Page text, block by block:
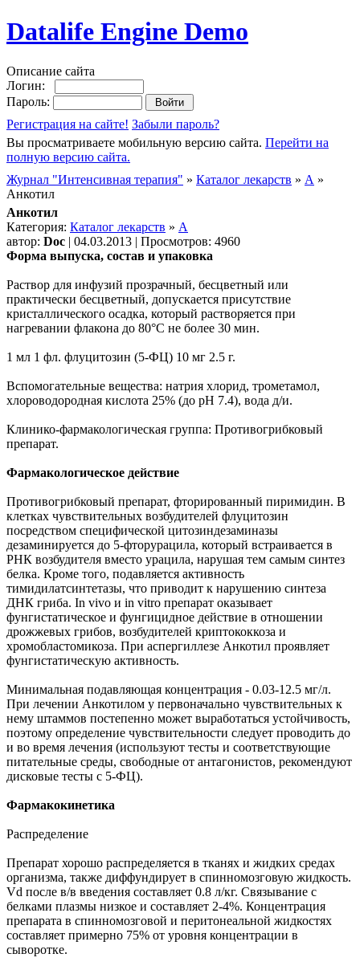
Datalife Engine Demo
Описание сайта
Логин:
Пароль:
Регистрация на сайте! Забыли пароль?
Вы просматриваете мобильную версию сайта. Перейти на
полную версию сайта.
Журнал "Интенсивная терапия" » Каталог лекарств » А »
Анкотил
Анкотил
Категория: Каталог лекарств » А
автор: Doc | 04.03.2013 | Просмотров: 4960
Форма выпуска, состав и упаковка
Раствор для инфузий прозрачный, бесцветный или
практически бесцветный, допускается присутствие
кристаллического осадка, который растворяется при
нагревании флакона до 80°C не более 30 мин.
1 мл 1 фл. флуцитозин (5-ФЦ) 10 мг 2.5 г.
Вспомогательные вещества: натрия хлорид, трометамол,
хлороводородная кислота 25% (до pH 7.4), вода д/и.
Клинико-фармакологическая группа: Противогрибковый
препарат.
Фармакологическое действие
Противогрибковый препарат, фторированный пиримидин. В
клетках чувствительных возбудителей флуцитозин
посредством специфической цитозиндезаминазы
дезаминируется до 5-фторурацила, который встраивается в
РНК возбудителя вместо урацила, нарушая тем самым синтез
белка. Кроме того, подавляется активность
тимидилатсинтетазы, что приводит к нарушению синтеза
ДНК гриба. In vivo и in vitro препарат оказывает
фунгистатическое и фунгицидное действие в отношении
дрожжевых грибов, возбудителей криптококкоза и
хромобластомикоза. При аспергиллезе Анкотил проявляет
фунгистатическую активность.
Минимальная подавляющая концентрация - 0.03-12.5 мг/л.
При лечении Анкотилом у первоначально чувствительных к
нему штаммов постепенно может выработаться устойчивость,
поэтому определение чувствительности следует проводить до
и во время лечения (используют тесты и соответствующие
питательные среды, свободные от антагонистов, рекомендуют
дисковые тесты с 5-ФЦ).
Фармакокинетика
Распределение
Препарат хорошо распределяется в тканях и жидких средах
организма, также диффундирует в спинномозговую жидкость.
Vd после в/в введения составляет 0.8 л/кг. Связывание с
белками плазмы низкое и составляет 2-4%. Концентрация
препарата в спинномозговой и перитонеальной жидкостях
составляет примерно 75% от уровня концентрации в
сыворотке.